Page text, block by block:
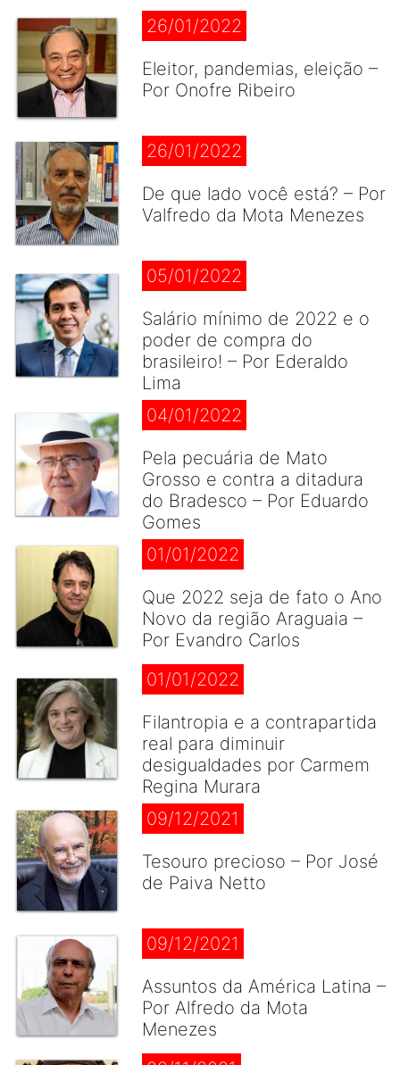
26/01/2022
Eleitor, pandemias, eleição –
Por Onofre Ribeiro
26/01/2022
De que lado você está? – Por
Valfredo da Mota Menezes
05/01/2022
Salário mínimo de 2022 e o
poder de compra do
brasileiro! – Por Ederaldo
Lima
04/01/2022
Pela pecuária de Mato
Grosso e contra a ditadura
do Bradesco – Por Eduardo
Gomes
01/01/2022
Que 2022 seja de fato o Ano
Novo da região Araguaia –
Por Evandro Carlos
01/01/2022
Filantropia e a contrapartida
real para diminuir
desigualdades por Carmem
Regina Murara
09/12/2021
Tesouro precioso – Por José
de Paiva Netto
09/12/2021
Assuntos da América Latina –
Por Alfredo da Mota
Menezes